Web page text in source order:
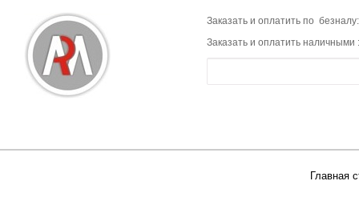
Заказать и оплатить по
Заказать и оплатить наличными
Главная